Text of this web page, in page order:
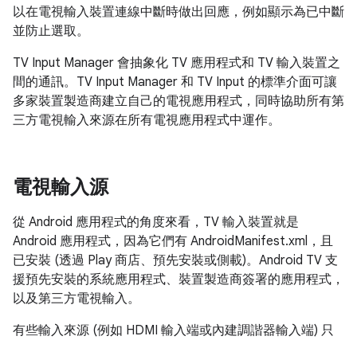
以在電視輸入裝置連線中斷時做出回應，例如顯示為已中斷
並防止選取。
TV Input Manager 會抽象化 TV 應用程式和 TV 輸入裝置之
間的通訊。TV Input Manager 和 TV Input 的標準介面可讓
多家裝置製造商建立自己的電視應用程式，同時協助所有第
三方電視輸入來源在所有電視應用程式中運作。
電視輸入源
從 Android 應用程式的角度來看，TV 輸入裝置就是
Android 應用程式，因為它們有 AndroidManifest.xml，且
已安裝 (透過 Play 商店、預先安裝或側載)。Android TV 支
援預先安裝的系統應用程式、裝置製造商簽署的應用程式，
以及第三方電視輸入。
有些輸入來源 (例如 HDMI 輸入端或內建調諧器輸入端) 只